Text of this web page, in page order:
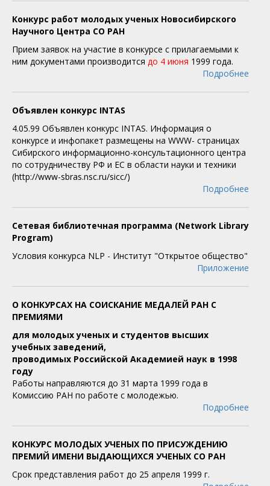
Конкурс работ молодых ученых Новосибирского
Научного Центра СО РАН
Прием заявок на участие в конкурсе с прилагаемыми к
ним документами производится до 4 июня 1999 года.
Подробнее
Объявлен конкурс INTAS
4.05.99 Объявлен конкурс INTAS. Информация о
конкурсе и инфопакет размещены на WWW- страницах
Сибирского информационно-консультационного центра
по сотрудничеству РФ и ЕС в области науки и техники
(http://www-sbras.nsc.ru/sicc/)
Подробнее
Сетевая библиотечная программа (Network Library
Program)
Условия конкурса NLP - Институт "Открытое общество"
Приложение
О КОНКУРСАХ НА СОИСКАНИЕ МЕДАЛЕЙ РАН С
ПРЕМИЯМИ
для молодых ученых и студентов высших
учебных заведений,
проводимых Российской Академией наук в 1998
году
Работы направляются до 31 марта 1999 года в
Комиссию РАН по работе с молодежью.
Подробнее
КОНКУРС МОЛОДЫХ УЧЕНЫХ ПО ПРИСУЖДЕНИЮ
ПРЕМИЙ ИМЕНИ ВЫДАЮЩИХСЯ УЧЕНЫХ СО РАН
Срок представления работ до 25 апреля 1999 г.